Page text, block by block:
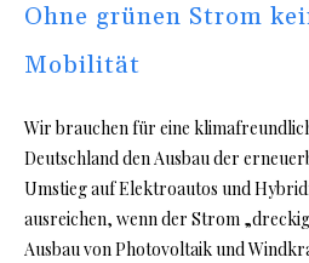
Ohne grünen Strom
Mobilität
Wir brauchen für eine
Deutschland den Ausbau der
Umstieg auf Elektroautos und
ausreichen, wenn der Strom
Ausbau von Photovoltaik und